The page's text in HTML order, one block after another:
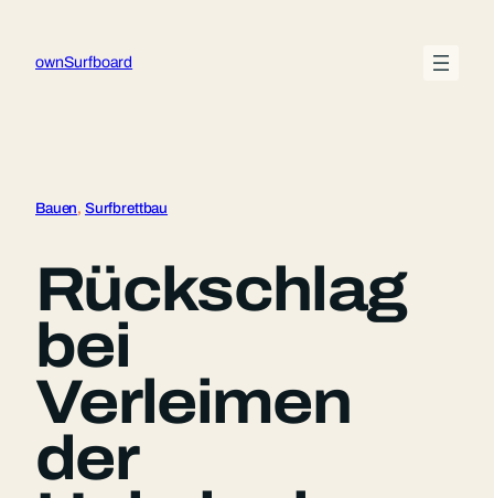
springen
ownSurfboard
Bauen, Surfbrettbau
Rückschlag
bei
Verleimen
der